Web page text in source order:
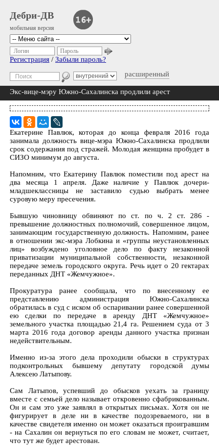
Дебри-ДВ
мобильная версия
расширенный
Логин Пароль
Регистрация / Забыли пароль?
Экс-вице-мэру Южно-Сахалинска продлили арест
Екатерине Павлюк, которая до конца февраля 2016 года
занимала должность вице-мэра Южно-Сахалинска продлили
срок содержания под стражей. Молодая женщина пробудет в
СИЗО минимум до августа.
Напомним, что Екатерину Павлюк поместили под арест на
два месяца 1 апреля. Даже наличие у Павлюк дочери-
младшеклассницы не заставило судью выбрать менее
суровую меру пресечения.
Бывшую чиновницу обвиняют по ст. по ч. 2 ст. 286 -
превышение должностных полномочий, совершенное лицом,
занимающим государственную должность. Напомним, ранее
в отношении экс-мэра Лобкина и «группы неустановленных
лиц» возбуждено уголовное дело по факту незаконной
приватизации муниципальной собственности, незаконной
передаче земель городского округа. Речь идет о 20 гектарах
переданных ДНТ «Жемчужное».
Прокуратура ранее сообщала, что по внесенному ее
представлению администрация Южно-Сахалинска
обратилась в суд с иском об оспаривании ранее совершенной
ею сделки по передаче в аренду ДНТ «Жемчужное»
земельного участка площадью 21,4 га. Решением суда от 3
марта 2016 года договор аренды данного участка признан
недействительным.
Именно из-за этого дела проходили обыски в структурах
подконтрольных бывшему депутату городской думы
Алексею Латыпову.
Сам Латыпов, успевший до обысков уехать за границу
вместе с семьей дело называет откровенно сфабрикованным.
Он и сам это уже заявлял в открытых письмах. Хотя он не
фигурирует в деле ни в качестве подозреваемого, ни в
качестве свидетеля именно он может оказаться проигравшим
- на Сахалин он вернуться по его словам не может, считает,
что тут же будет арестован.